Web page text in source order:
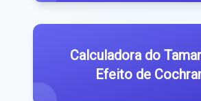
Calculadora do
Efeito de